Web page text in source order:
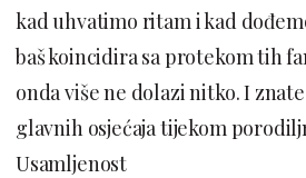
kad uhvatimo ritam i kad
baš koincidira sa protekom tih
onda više ne dolazi nitko. I
glavnih osjećaja tijekom
Usamljenost